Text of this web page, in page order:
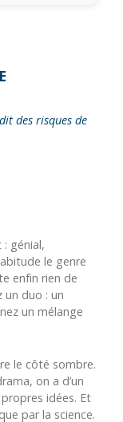
des risques de
: génial,
le genre
enfin rien de
un duo : un
un mélange
le côté sombre.
on a d’un
idées. Et
par la science.